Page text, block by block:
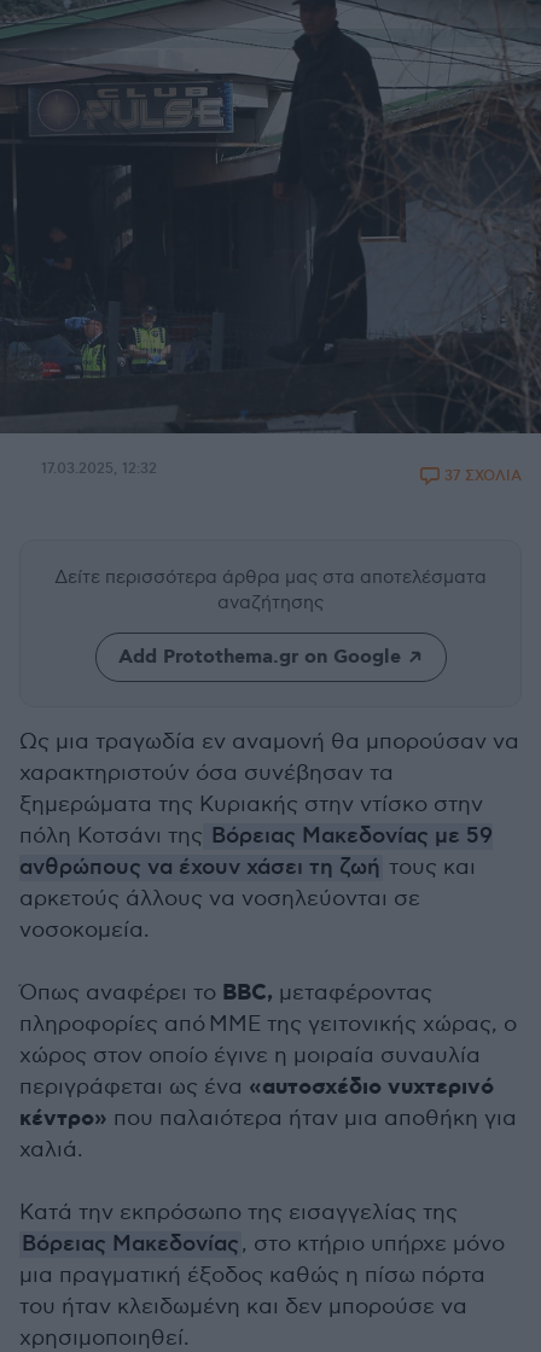
17.03.2025, 12:32 37 ΣΧΟΛΙΑ
Δείτε περισσότερα άρθρα μας στα αποτελέσματα
αναζήτησης
Add Protothema.gr on Google
Ως μια τραγωδία εν αναμονή θα μπορούσαν να
χαρακτηριστούν όσα συνέβησαν τα
ξημερώματα της Κυριακής στην ντίσκο στην
πόλη Κοτσάνι της Βόρειας Μακεδονίας με 59
ανθρώπους να έχουν χάσει τη ζωή τους και
αρκετούς άλλους να νοσηλεύονται σε
νοσοκομεία.
Όπως αναφέρει το BBC, μεταφέροντας
πληροφορίες από MME της γειτονικής χώρας, ο
χώρος στον οποίο έγινε η μοιραία συναυλία
περιγράφεται ως ένα «αυτοσχέδιο νυχτερινό
κέντρο» που παλαιότερα ήταν μια αποθήκη για
χαλιά.
Κατά την εκπρόσωπο της εισαγγελίας της
Βόρειας Μακεδονίας, στο κτήριο υπήρχε μόνο
μια πραγματική έξοδος καθώς η πίσω πόρτα
του ήταν κλειδωμένη και δεν μπορούσε να
χρησιμοποιηθεί.